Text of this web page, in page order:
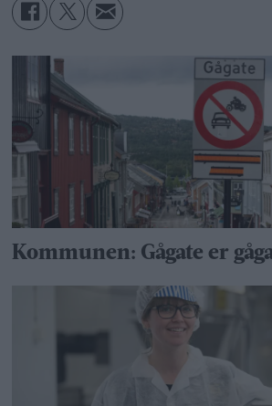
Kommunen: Gågate er